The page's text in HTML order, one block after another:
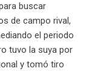
buscar
de campo rival,
el periodo
tuvo la suya por
y tomó tiro